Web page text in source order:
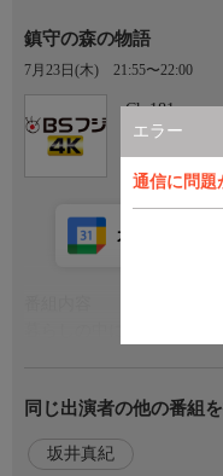
エラー
通信に問題
鎮守の森の物語
7月23日(木) 21:55〜22:00
Ch.181
BSフジ 4K
カレンダー登
金太郎伝説で有名な武士
5月5日のこどもの日は子
子供相撲の奉納、そして
同じ出演者の他の番組
坂井真紀